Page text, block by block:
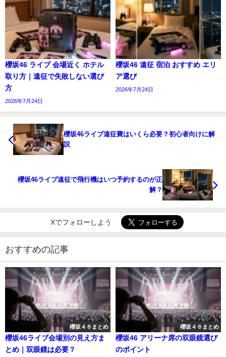
櫻坂46 ライブ 会場近く ホテル
取り方｜遠征で失敗しない選び
方
2026年7月24日
櫻坂46 遠征 宿泊 おすすめ エリ
ア選び
2026年7月24日
櫻坂46ライブ遠征費はいくら必要？初心者向けに解
説
櫻坂46ライブ遠征で飛行機はいつ予約するのが正
解？
Xでフォローしよう
おすすめの記事
櫻坂４６まとめ
櫻坂46ライブ会場別の見え方ま
とめ｜双眼鏡は必要？
櫻坂４６まとめ
櫻坂46 アリーナ席の双眼鏡選び
のポイント